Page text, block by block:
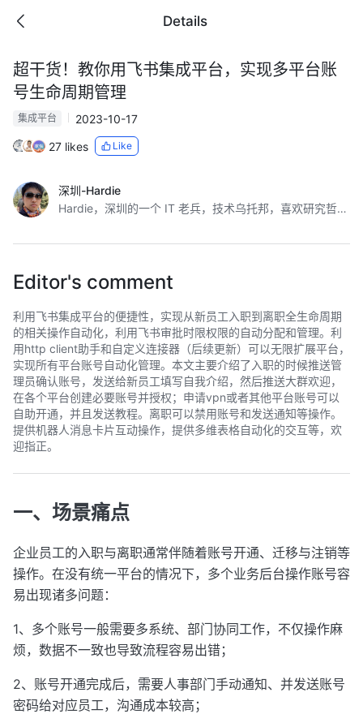
Details
超干货！教你用飞书集成平台，实现多平台账
号生命周期管理
集成平台
2023-10-17
27 likes
Like
深圳-Hardie
Hardie，深圳的一个 IT 老兵，技术乌托邦，喜欢研究哲学的实际应用价值，欢迎交流。
Editor's comment
利用飞书集成平台的便捷性，实现从新员工入职到离职全生命周期
的相关操作自动化，利用飞书审批时限权限的自动分配和管理。利
用http client助手和自定义连接器（后续更新）可以无限扩展平台，
实现所有平台账号自动化管理。本文主要介绍了入职的时候推送管
理员确认账号，发送给新员工填写自我介绍，然后推送大群欢迎，
在各个平台创建必要账号并授权；申请vpn或者其他平台账号可以
自助开通，并且发送教程。离职可以禁用账号和发送通知等操作。
提供机器人消息卡片互动操作，提供多维表格自动化的交互等，欢
迎指正。
一、场景痛点
企业员工的入职与离职通常伴随着账号开通、迁移与注销等
操作。在没有统一平台的情况下，多个业务后台操作账号容
易出现诸多问题：
1、多个账号一般需要多系统、部门协同工作，不仅操作麻
烦，数据不一致也导致流程容易出错；
2、账号开通完成后，需要人事部门手动通知、并发送账号
密码给对应员工，沟通成本较高；